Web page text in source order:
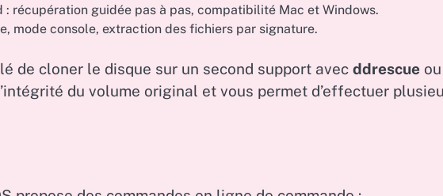
: récupération guidée pas à pas, compatibilité Mac et Windows.
mode console, extraction des fichiers par signature.
de cloner le disque sur un second support avec ddrescue
du volume original et vous permet d’effectuer